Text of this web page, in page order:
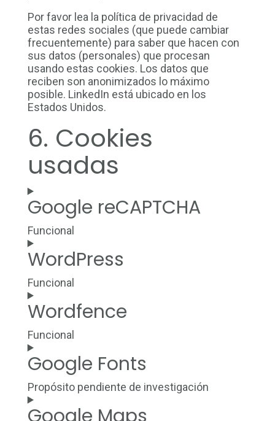
Por favor lea la política de privacidad de
estas redes sociales (que puede cambiar
frecuentemente) para saber que hacen con
sus datos (personales) que procesan
usando estas cookies. Los datos que
reciben son anonimizados lo máximo
posible. LinkedIn está ubicado en los
Estados Unidos.
6. Cookies
usadas
Google reCAPTCHA
Funcional
Consent
to
service
google-
recaptcha
WordPress
Funcional
Consent
to
service
wordpress
Wordfence
Funcional
Consent
to
service
wordfence
Google Fonts
Propósito pendiente de investigación
Consent
to